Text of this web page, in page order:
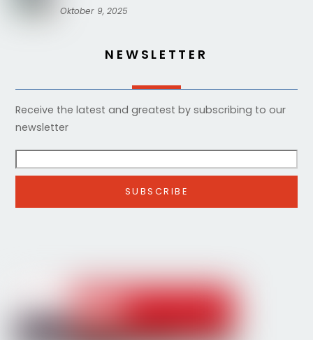
Oktober 9, 2025
NEWSLETTER
Receive the latest and greatest by subscribing to our
newsletter